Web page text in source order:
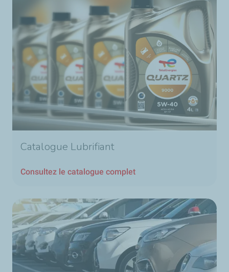
Catalogue Lubrifiant
Consultez le catalogue complet